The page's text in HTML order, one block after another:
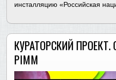
инсталляцию «Российская
КУРАТОРСКИЙ ПРОЕКТ.
PIMM